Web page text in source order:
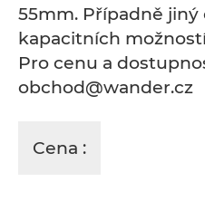
55mm. Případně
kapacitních
Pro cenu a
obchod@wander.cz
Cena :